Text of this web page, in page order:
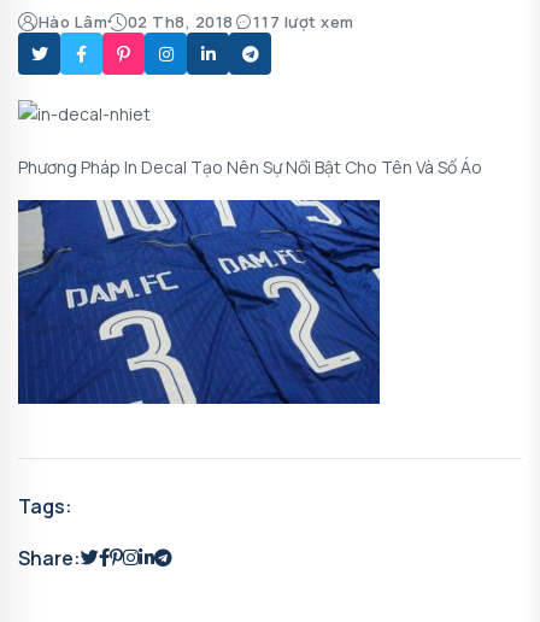
Hào Lâm 02 Th8, 2018 117 lượt xem
Phương Pháp In Decal Tạo Nên Sự Nổi Bật Cho Tên Và Số Áo
Tags:
Share: